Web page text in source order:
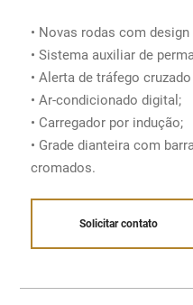
• Novas rodas com
• Sistema auxiliar de
• Alerta de tráfego
• Ar-condicionado digital​;
• Carregador por indução;
• Grade dianteira com
cromados.
Solicitar contato